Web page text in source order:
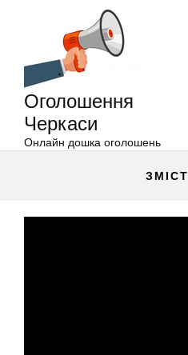
Оголошення
Черкаси
Онлайн дошка оголошень
ЗМІСТ